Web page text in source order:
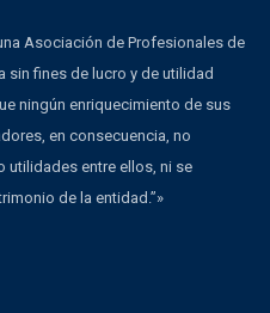
una Asociación de Profesionales de
sin fines de lucro y de utilidad
ningún enriquecimiento de sus
en consecuencia, no
utilidades entre ellos, ni se
de la entidad.”»